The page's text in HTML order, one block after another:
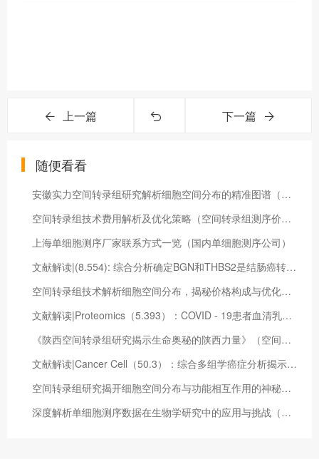
上一篇 下一篇
随便看看
安徽实力空间转录组研究解析细胞空间分布的精准图谱（百迈客转录组测序不分析报价）
空间转录组技术费用解析及优化策略（空间转录组测序价格）
上海单细胞测序厂家联系方式一览（国内单细胞测序公司）
文献解读|(8.554): 综合分析确定BGN和THBS2是结肠癌转移特异性生物标志物和不良生存关键调控因子
空间转录组技术解析细胞空间分布，揭秘价格构成与优化策略（空间转录组价格一般多少钱一个样）
文献解读|Proteomics（5.393）：COVID - 19患者血清乳酸脱氢酶升高的蛋白质组学和代谢组学研究
《陕西空间转录组研究揭示生命奥秘的陕西力量》（空间转录组数据分析）
文献解读|Cancer Cell（50.3）：综合多组学癌症分析揭示与治疗脆弱性和细胞起源相关的 DNA 甲基化模式
空间转录组研究揭开细胞空间分布与功能相互作用的神秘面纱（空间转录组综述）
深度解析单细胞测序数据在生物学研究中的应用与挑战（单细胞测序数据处理）